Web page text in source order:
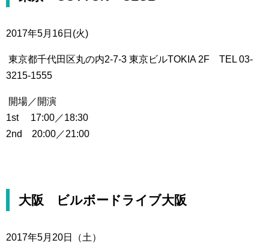
2017年5月16日(火)
東京都千代田区丸の内2-7-3 東京ビルTOKIA 2F TEL 03-
3215-1555
開場／開演
1st 17:00／18:30
2nd 20:00／21:00
大阪 ビルボードライブ大阪
2017年5月20日（土）